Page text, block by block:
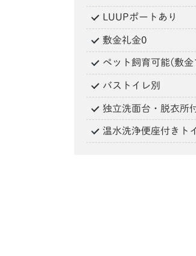
LUUPポートあり
敷金礼金0
ペット飼育可能(敷
バストイレ別
独立洗面台・脱衣所
温水洗浄便座付きト